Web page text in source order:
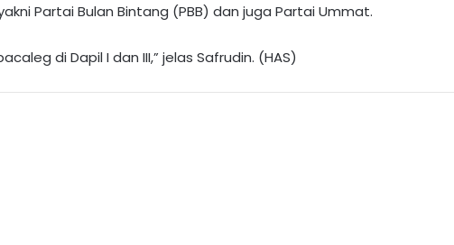
Partai Bulan Bintang (PBB) dan juga Partai Ummat.
di Dapil I dan III,” jelas Safrudin. (HAS)